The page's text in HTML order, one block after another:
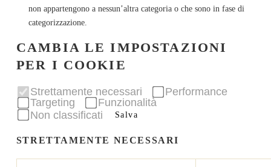
non appartengono a nessun’altra categoria o che sono in fase di
categorizzazione.
CAMBIA LE IMPOSTAZIONI
PER I COOKIE
Strettamente necessari
Performance
Targeting
Funzionalità
Non classificati
Salva
STRETTAMENTE NECESSARI